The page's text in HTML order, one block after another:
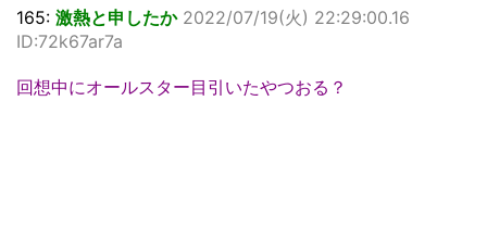
165: 激熱と申したか 2022/07/19(火) 22:29:00.16
ID:72k67ar7a
回想中にオールスター目引いたやつおる？